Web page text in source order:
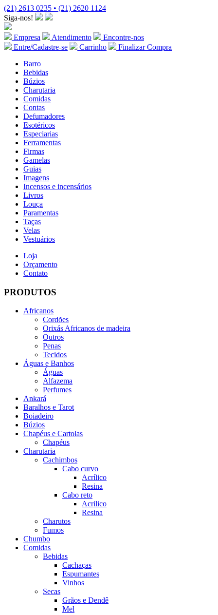
(21) 2613 0235 • (21) 2620 1124
Siga-nos!
Empresa Atendimento
Encontre-nos
Entre/Cadastre-se
Carrinho
Finalizar Compra
Barro
Bebidas
Búzios
Charutaria
Comidas
Contas
Defumadores
Esotéricos
Especiarias
Ferramentas
Firmas
Gamelas
Guias
Imagens
Incensos e incensários
Livros
Louça
Paramentas
Taças
Velas
Vestuários
Loja
Orçamento
Contato
PRODUTOS
Africanos
Cordões
Orixás Africanos de madeira
Outros
Penas
Tecidos
Águas e Banhos
Águas
Alfazema
Perfumes
Ankará
Baralhos e Tarot
Boiadeiro
Búzios
Chapéus e Cartolas
Chapéus
Charutaria
Cachimbos
Cabo curvo
Acrílico
Resina
Cabo reto
Acrilico
Resina
Charutos
Fumos
Chumbo
Comidas
Bebidas
Cachaças
Espumantes
Vinhos
Secas
Grãos e Dendê
Mel